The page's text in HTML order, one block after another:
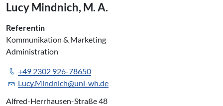
Lucy Mindnich, M. A.
Referentin
Kommunikation & Marketing
Administration
+49 2302 926-78650
Lucy.Mindnich@uni-wh.de
Alfred-Herrhausen-Straße 48